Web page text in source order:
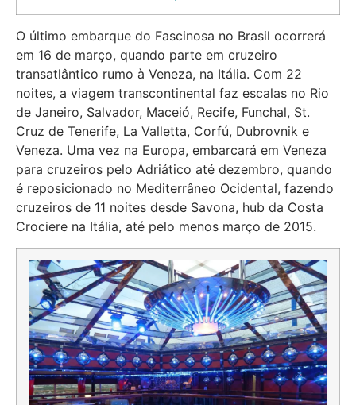
O último embarque do Fascinosa no Brasil ocorrerá
em 16 de março, quando parte em cruzeiro
transatlântico rumo à Veneza, na Itália. Com 22
noites, a viagem transcontinental faz escalas no Rio
de Janeiro, Salvador, Maceió, Recife, Funchal, St.
Cruz de Tenerife, La Valletta, Corfú, Dubrovnik e
Veneza. Uma vez na Europa, embarcará em Veneza
para cruzeiros pelo Adriático até dezembro, quando
é reposicionado no Mediterrâneo Ocidental, fazendo
cruzeiros de 11 noites desde Savona, hub da Costa
Crociere na Itália, até pelo menos março de 2015.